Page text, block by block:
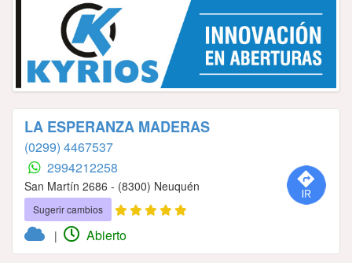
LA ESPERANZA MADERAS
(0299) 4467537
2994212258
San Martín 2686 - (8300) Neuquén
Sugerir cambios
| Abierto